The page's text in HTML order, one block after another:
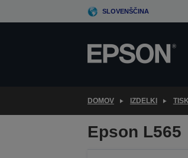
to
SLOVENŠČINA
DOMOV IZDELKI
Epson L565